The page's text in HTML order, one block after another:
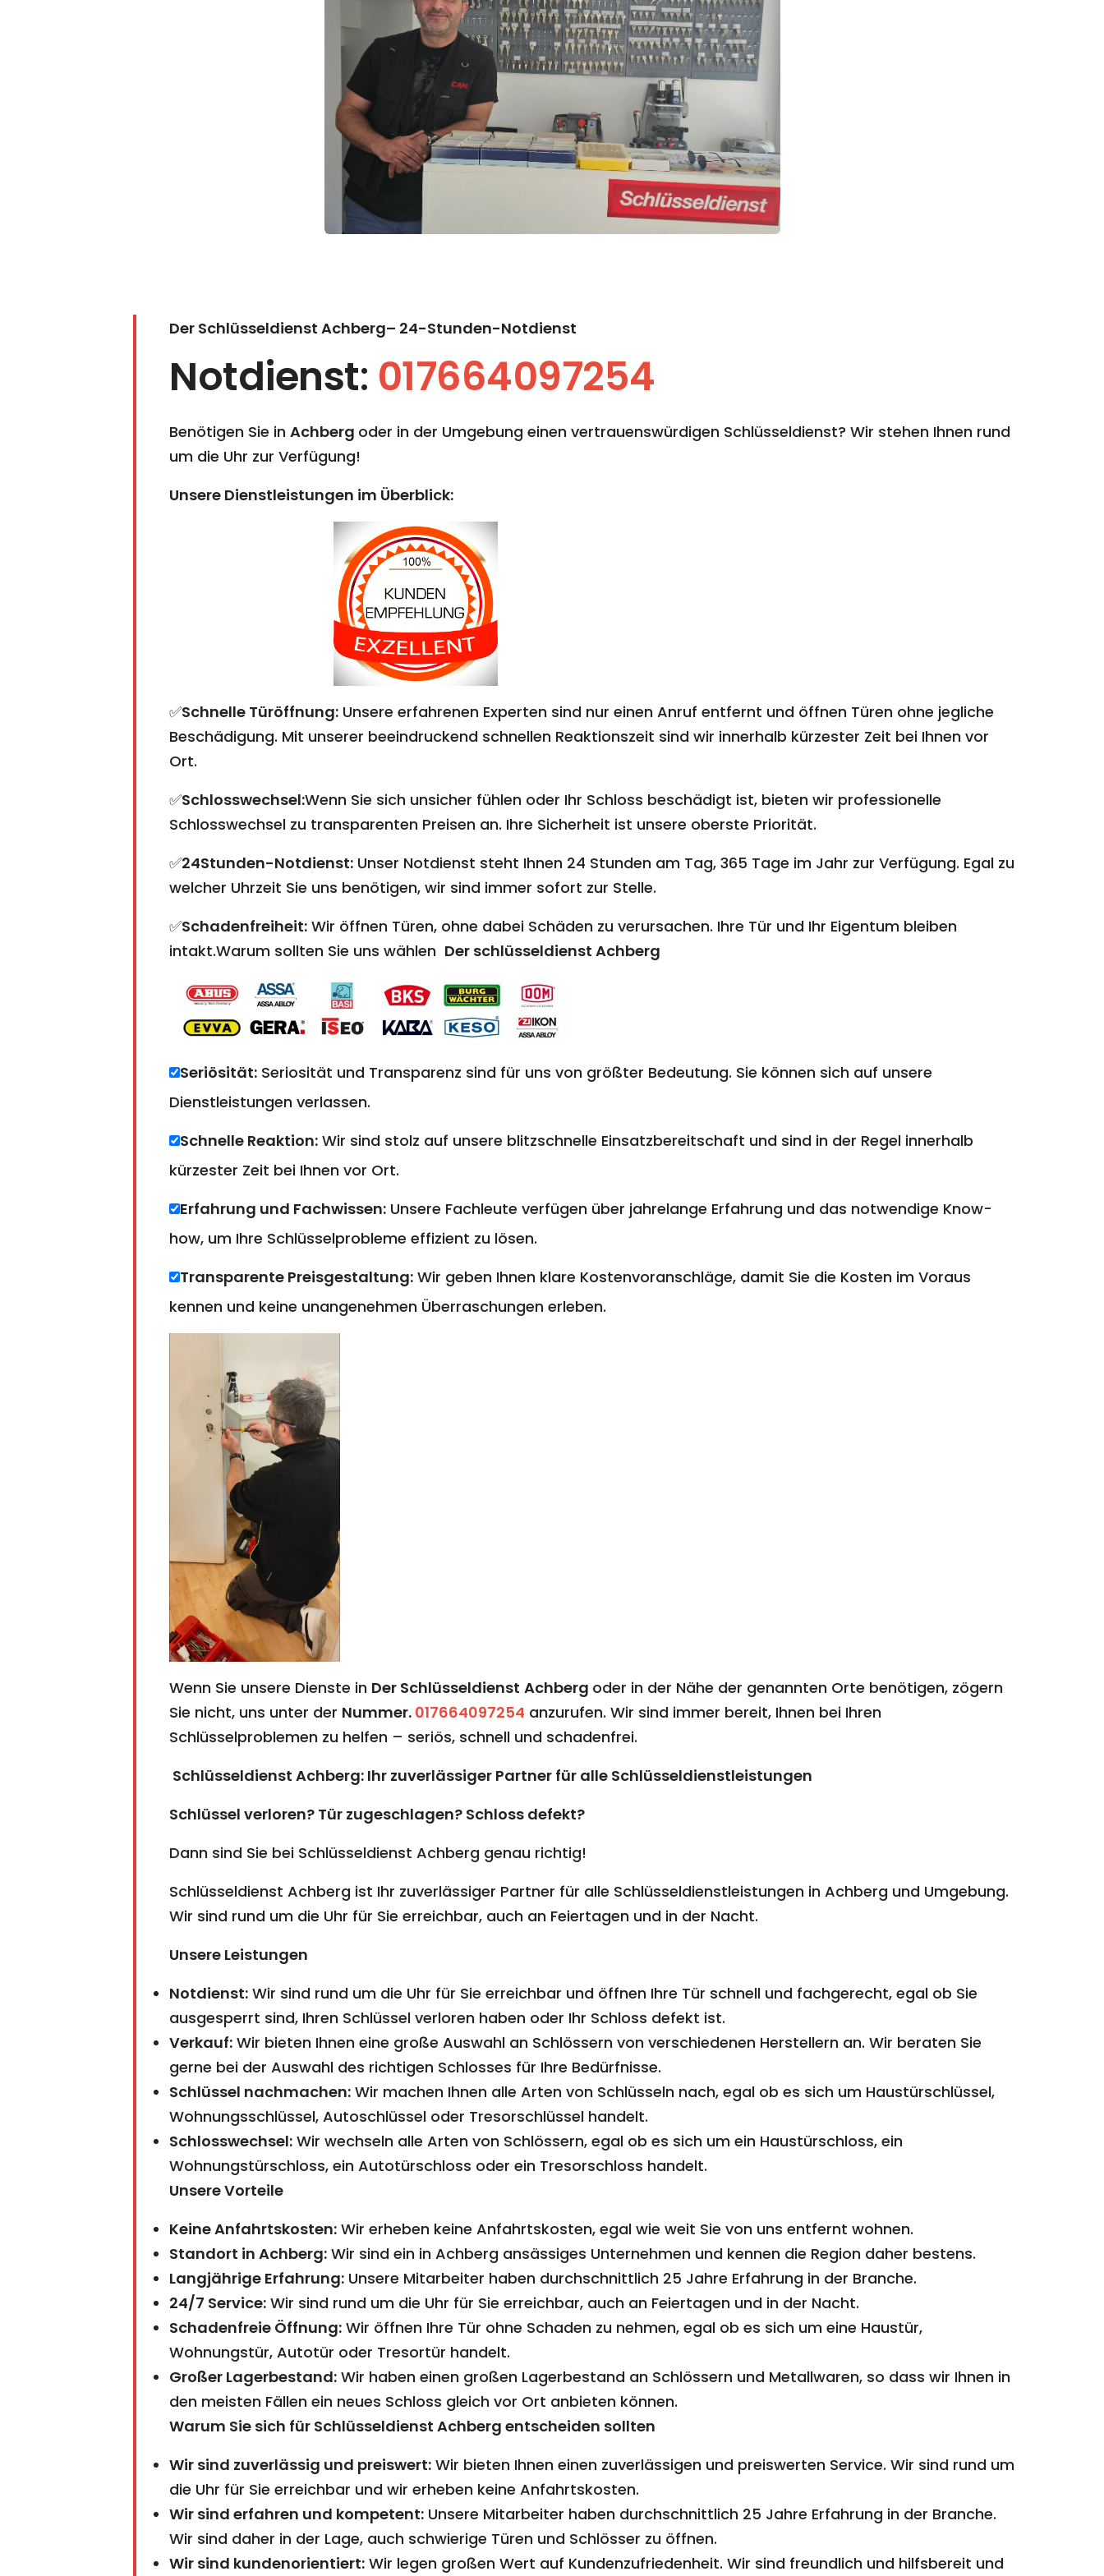
Der Schlüsseldienst Achberg– 24-Stunden-Notdienst
Notdienst: 017664097254
Benötigen Sie in Achberg oder in der Umgebung einen vertrauenswürdigen Schlüsseldienst? Wir stehen Ihnen rund
um die Uhr zur Verfügung!
Unsere Dienstleistungen im Überblick:
✅Schnelle Türöffnung: Unsere erfahrenen Experten sind nur einen Anruf entfernt und öffnen Türen ohne jegliche
Beschädigung. Mit unserer beeindruckend schnellen Reaktionszeit sind wir innerhalb kürzester Zeit bei Ihnen vor
Ort.
✅Schlosswechsel:Wenn Sie sich unsicher fühlen oder Ihr Schloss beschädigt ist, bieten wir professionelle
Schlosswechsel zu transparenten Preisen an. Ihre Sicherheit ist unsere oberste Priorität.
✅24Stunden-Notdienst: Unser Notdienst steht Ihnen 24 Stunden am Tag, 365 Tage im Jahr zur Verfügung. Egal zu
welcher Uhrzeit Sie uns benötigen, wir sind immer sofort zur Stelle.
✅Schadenfreiheit: Wir öffnen Türen, ohne dabei Schäden zu verursachen. Ihre Tür und Ihr Eigentum bleiben
intakt.Warum sollten Sie uns wählen Der schlüsseldienst Achberg
Seriösität: Seriosität und Transparenz sind für uns von größter Bedeutung. Sie können sich auf unsere
Dienstleistungen verlassen.
Schnelle Reaktion: Wir sind stolz auf unsere blitzschnelle Einsatzbereitschaft und sind in der Regel innerhalb
kürzester Zeit bei Ihnen vor Ort.
Erfahrung und Fachwissen: Unsere Fachleute verfügen über jahrelange Erfahrung und das notwendige Know-
how, um Ihre Schlüsselprobleme effizient zu lösen.
Transparente Preisgestaltung: Wir geben Ihnen klare Kostenvoranschläge, damit Sie die Kosten im Voraus
kennen und keine unangenehmen Überraschungen erleben.
Wenn Sie unsere Dienste in Der Schlüsseldienst Achberg​​​​​​​ oder in der Nähe der genannten Orte benötigen, zögern
Sie nicht, uns unter der Nummer. 017664097254 anzurufen. Wir sind immer bereit, Ihnen bei Ihren
Schlüsselproblemen zu helfen – seriös, schnell und schadenfrei.
​​​​​​​Schlüsseldienst Achberg: Ihr zuverlässiger Partner für alle Schlüsseldienstleistungen
Schlüssel verloren? Tür zugeschlagen? Schloss defekt?
Dann sind Sie bei Schlüsseldienst Achberg genau richtig!
Schlüsseldienst Achberg ist Ihr zuverlässiger Partner für alle Schlüsseldienstleistungen in Achberg und Umgebung.
Wir sind rund um die Uhr für Sie erreichbar, auch an Feiertagen und in der Nacht.
Unsere Leistungen
Notdienst: Wir sind rund um die Uhr für Sie erreichbar und öffnen Ihre Tür schnell und fachgerecht, egal ob Sie
ausgesperrt sind, Ihren Schlüssel verloren haben oder Ihr Schloss defekt ist.
Verkauf: Wir bieten Ihnen eine große Auswahl an Schlössern von verschiedenen Herstellern an. Wir beraten Sie
gerne bei der Auswahl des richtigen Schlosses für Ihre Bedürfnisse.
Schlüssel nachmachen: Wir machen Ihnen alle Arten von Schlüsseln nach, egal ob es sich um Haustürschlüssel,
Wohnungsschlüssel, Autoschlüssel oder Tresorschlüssel handelt.
Schlosswechsel: Wir wechseln alle Arten von Schlössern, egal ob es sich um ein Haustürschloss, ein
Wohnungstürschloss, ein Autotürschloss oder ein Tresorschloss handelt.
Unsere Vorteile
Keine Anfahrtskosten: Wir erheben keine Anfahrtskosten, egal wie weit Sie von uns entfernt wohnen.
Standort in Achberg: Wir sind ein in Achberg ansässiges Unternehmen und kennen die Region daher bestens.
Langjährige Erfahrung: Unsere Mitarbeiter haben durchschnittlich 25 Jahre Erfahrung in der Branche.
24/7 Service: Wir sind rund um die Uhr für Sie erreichbar, auch an Feiertagen und in der Nacht.
Schadenfreie Öffnung: Wir öffnen Ihre Tür ohne Schaden zu nehmen, egal ob es sich um eine Haustür,
Wohnungstür, Autotür oder Tresortür handelt.
Großer Lagerbestand: Wir haben einen großen Lagerbestand an Schlössern und Metallwaren, so dass wir Ihnen in
den meisten Fällen ein neues Schloss gleich vor Ort anbieten können.
Warum Sie sich für Schlüsseldienst Achberg entscheiden sollten
Wir sind zuverlässig und preiswert: Wir bieten Ihnen einen zuverlässigen und preiswerten Service. Wir sind rund um
die Uhr für Sie erreichbar und wir erheben keine Anfahrtskosten.
Wir sind erfahren und kompetent: Unsere Mitarbeiter haben durchschnittlich 25 Jahre Erfahrung in der Branche.
Wir sind daher in der Lage, auch schwierige Türen und Schlösser zu öffnen.
Wir sind kundenorientiert: Wir legen großen Wert auf Kundenzufriedenheit. Wir sind freundlich und hilfsbereit und